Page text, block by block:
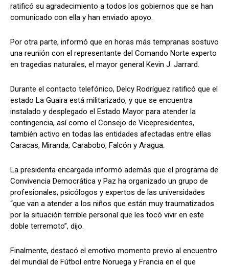
ratificó su agradecimiento a todos los gobiernos que se han
comunicado con ella y han enviado apoyo.
Por otra parte, informó que en horas más tempranas sostuvo
una reunión con el representante del Comando Norte experto
en tragedias naturales, el mayor general Kevin J. Jarrard.
Durante el contacto telefónico, Delcy Rodríguez ratificó que el
estado La Guaira está militarizado, y que se encuentra
instalado y desplegado el Estado Mayor para atender la
contingencia, así como el Consejo de Vicepresidentes,
también activo en todas las entidades afectadas entre ellas
Caracas, Miranda, Carabobo, Falcón y Aragua.
La presidenta encargada informó además que el programa de
Convivencia Democrática y Paz ha organizado un grupo de
profesionales, psicólogos y expertos de las universidades
“que van a atender a los niños que están muy traumatizados
por la situación terrible personal que les tocó vivir en este
doble terremoto”, dijo.
Finalmente, destacó el emotivo momento previo al encuentro
del mundial de Fútbol entre Noruega y Francia en el que